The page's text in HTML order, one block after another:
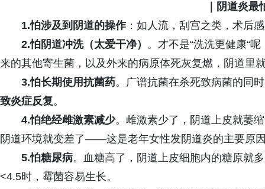
｜阴道炎
1.怕涉及到阴道的操作：如人流，刮宫之类，术后
2.怕阴道冲洗（太爱干净） 。才不是“洗洗更健康“
来的其他寄生菌，以及外来的病原体死灰复燃，阴道里
3.怕长期使用抗菌药。广谱抗菌在杀死致病菌的同
致炎症反复。
4.怕绝经雌激素减少。雌激素少了，阴道上皮就萎
阴道环境就变差了——这是老年女性发阴道炎的主要原
5.怕糖尿病。血糖高了，阴道上皮细胞内的糖原就
<4.5时，霉菌容易生长。